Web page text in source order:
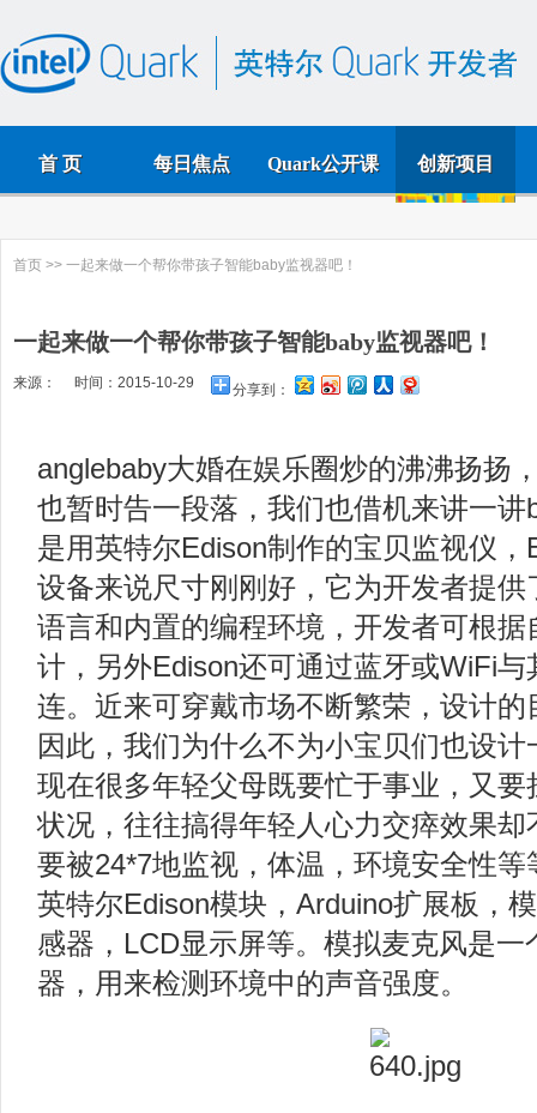
首 页 每日焦点 Quark公开课 创新项目
首页 >> 一起来做一个帮你带孩子智能baby监视器吧！
一起来做一个帮你带孩子智能baby监视器吧！
来源： 时间：2015-10-29 分享到：
anglebaby大婚在娱乐圈炒的沸沸扬扬
也暂时告一段落，我们也借机来讲一讲
是用英特尔Edison制作的宝贝监视仪，
设备来说尺寸刚刚好，它为开发者提供
语言和内置的编程环境，开发者可根据
计，另外Edison还可通过蓝牙或WiFi
连。近来可穿戴市场不断繁荣，设计的
因此，我们为什么不为小宝贝们也设
现在很多年轻父母既要忙于事业，又要
状况，往往搞得年轻人心力交瘁效果却
要被24*7地监视，体温，环境安全性
英特尔Edison模块，Arduino扩展板，
感器，LCD显示屏等。模拟麦克风是一
器，用来检测环境中的声音强度。